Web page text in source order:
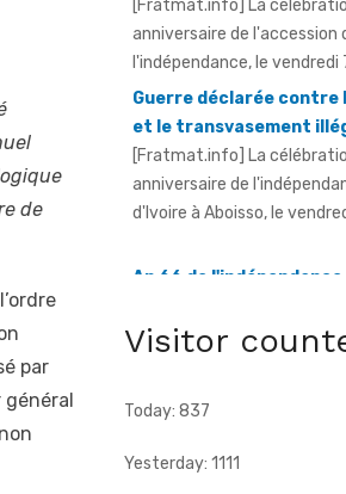
de
par
Guerre déclarée contre
et le transvasement
[Fratmat.info] La
anniversaire de
d'Ivoire à Aboisso, le
An 66 de l'indépendance
préfet rend hommage
[Fratmat.info] La ville de
2026, le 66e anniversaire ...
Visitor
Today: 837
Yesterday: 1111